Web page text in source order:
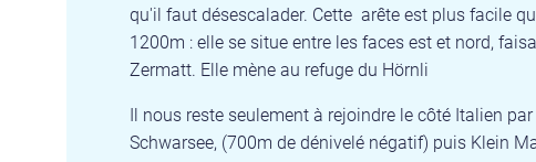
qu'il faut désescalader. Cette arête est plus facile
1200m : elle se situe entre les faces est et nord,
Zermatt. Elle mène au refuge du Hörnli
Il nous reste seulement à rejoindre le côté Italien
Schwarsee, (700m de dénivelé négatif) puis Klein